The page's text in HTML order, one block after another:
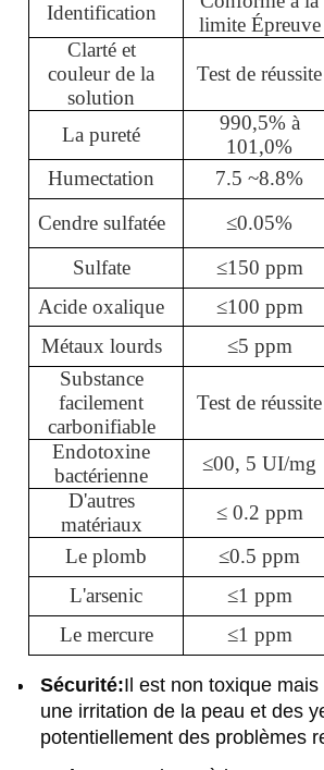
Identification
limite Épreuve
Clarté et
couleur de la
solution
Test de réussite
La pureté
990,5% à
101,0%
Humectation
7.5 ~8.8%
Cendre sulfatée
≤0.05%
Sulfate
≤150 ppm
Acide oxalique
≤100 ppm
Métaux lourds
≤5 ppm
Substance
facilement
carbonifiable
Test de réussite
Endotoxine
bactérienne
≤00, 5 UI/mg
D'autres
matériaux
≤ 0.2 ppm
Le plomb
≤0.5 ppm
L'arsenic
≤1 ppm
Le mercure
≤1 ppm
Sécurité:Il est non toxique
une irritation de la peau et des
potentiellement des problèmes